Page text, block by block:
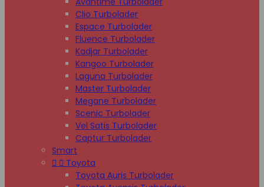
Clio Turbolader
Espace Turbolader
Fluence Turbolader
Kadjar Turbolader
Kangoo Turbolader
Laguna Turbolader
Master Turbolader
Megane Turbolader
Scenic Turbolader
Vel Satis Turbolader
Captur Turbolader
Smart
  Toyota
Toyota Auris Turbolader